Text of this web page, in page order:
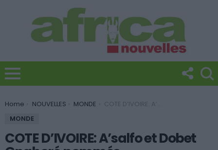
You are here:
Home NOUVELLES MONDE
COTE D’IVOIRE: A’salfo et Dobet Gnahoré nommés ambassadeurs
MONDE
COTE D’IVOIRE: A’salfo et Dobet